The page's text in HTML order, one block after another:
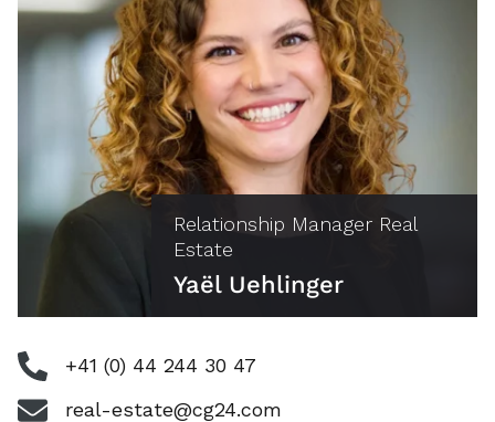
Relationship Manager Real
Estate
Yaël Uehlinger
+41 (0) 44 244 30 47
real-estate@cg24.com